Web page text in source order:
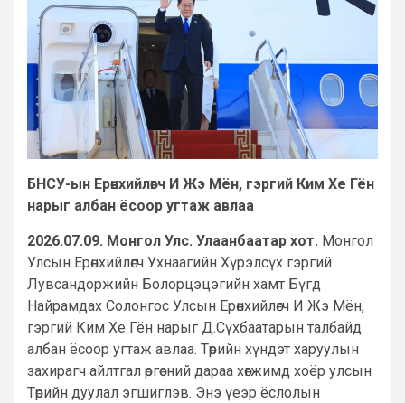
БНСУ-ын Ерөнхийлөгч И Жэ Мён, гэргий Ким Хе Гён
нарыг албан ёсоор угтаж авлаа
2026.07.09. Монгол Улс. Улаанбаатар хот. Монгол
Улсын Ерөнхийлөгч Ухнаагийн Хүрэлсүх гэргий
Лувсандоржийн Болорцэцэгийн хамт Бүгд
Найрамдах Солонгос Улсын Ерөнхийлөгч И Жэ Мён,
гэргий Ким Хе Гён нарыг Д.Сүхбаатарын талбайд
албан ёсоор угтаж авлаа. Төрийн хүндэт харуулын
захирагч айлтгал өргөсний дараа хөгжимд хоёр улсын
Төрийн дуулал эгшиглэв. Энэ үеэр ёслолын